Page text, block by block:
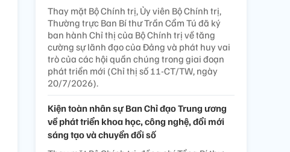
Thay mặt Bộ Chính trị, Ủy viên Bộ Chính trị,
Thường trực Ban Bí thư Trần Cẩm Tú đã ký
ban hành Chỉ thị của Bộ Chính trị về tăng
cường sự lãnh đạo của Đảng và phát huy vai
trò của các hội quần chúng trong giai đoạn
phát triển mới (Chỉ thị số 11-CT/TW, ngày
20/7/2026).
Kiện toàn nhân sự Ban Chỉ đạo Trung ương
về phát triển khoa học, công nghệ, đổi mới
sáng tạo và chuyển đổi số